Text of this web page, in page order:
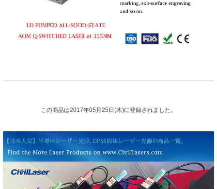
この商品は2017年05月25日(木)に登録されました。